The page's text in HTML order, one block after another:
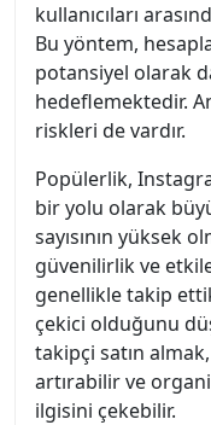
kullanıcıları
Bu yöntem,
potansiyel olarak
hedeflemektedir.
riskleri de vardır.
Popülerlik,
bir yolu olarak
sayısının yüksek
güvenilirlik ve
genellikle takip
çekici olduğunu
takipçi satın
artırabilir ve
ilgisini çekebilir.